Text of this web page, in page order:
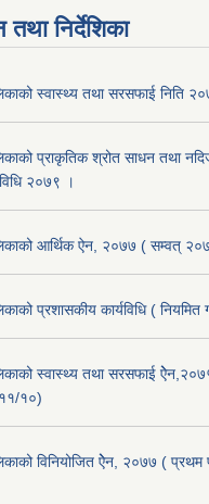
निर्देशिका
स्वास्थ्य तथा सरसफाई निति
प्राकृतिक श्रोत साधन तथा
२०७९ ।
आर्थिक ऐन, २०७७ ( सम्वत्
प्रशासकीय कार्यविधि (
स्वास्थ्य तथा सरसफाई
१०)
विनियोजित ऐेन, २०७७ (